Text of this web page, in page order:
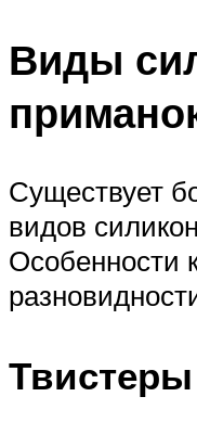
Виды
Существует
видов
Особенности
Твистеры